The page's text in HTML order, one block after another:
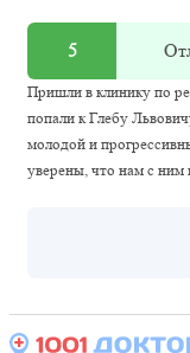
5
Пришли в клинику по
попали к Глебу
молодой и
уверены, что нам с ним